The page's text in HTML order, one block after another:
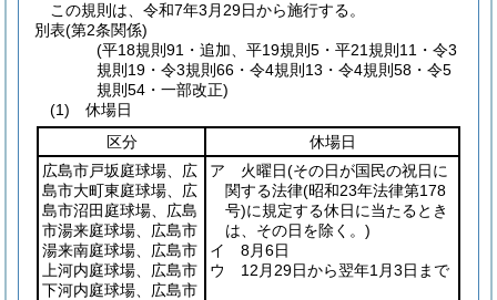
この規則は、令和7年3月29日から施行する。
別表(第2条関係)
(平18規則91・追加、平19規則5・平21規則11・令3
規則19・令3規則66・令4規則13・令4規則58・令5
規則54・一部改正)
(1) 休場日
区分
休場日
広島市戸坂庭球場、広
島市大町東庭球場、広
島市沼田庭球場、広島
市湯来庭球場、広島市
湯来南庭球場、広島市
上河内庭球場、広島市
下河内庭球場、広島市
ア 火曜日(その日が国民の祝日に
関する法律(昭和23年法律第178
号)に規定する休日に当たるとき
は、その日を除く。)
イ 8月6日
ウ 12月29日から翌年1月3日まで